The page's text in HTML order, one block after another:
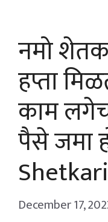
नमो
हप्ता
काम
पैसे जमा
December 17,